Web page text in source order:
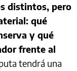
distintos, pero
qué
y qué
frente al
tendrá una